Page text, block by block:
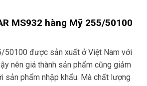
MS932 hàng Mỹ 255/50100
50100 được sản xuất ở Việt Nam với
nên giá thành sản phẩm cũng giảm
sản phẩm nhập khẩu. Mà chất lượng